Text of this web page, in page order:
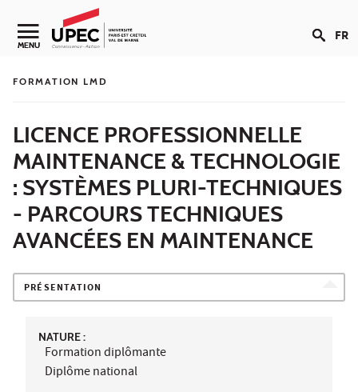
Aller au contenu
Navigation secondaire
MENU FR
FORMATION LMD
LICENCE PROFESSIONNELLE
MAINTENANCE & TECHNOLOGIE
: SYSTÈMES PLURI-TECHNIQUES
- PARCOURS TECHNIQUES
AVANCÉES EN MAINTENANCE
PRÉSENTATION
NATURE :
Formation diplômante
Diplôme national